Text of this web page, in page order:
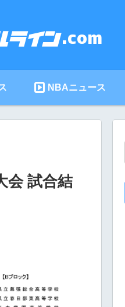
NBAニュース
会 試合結